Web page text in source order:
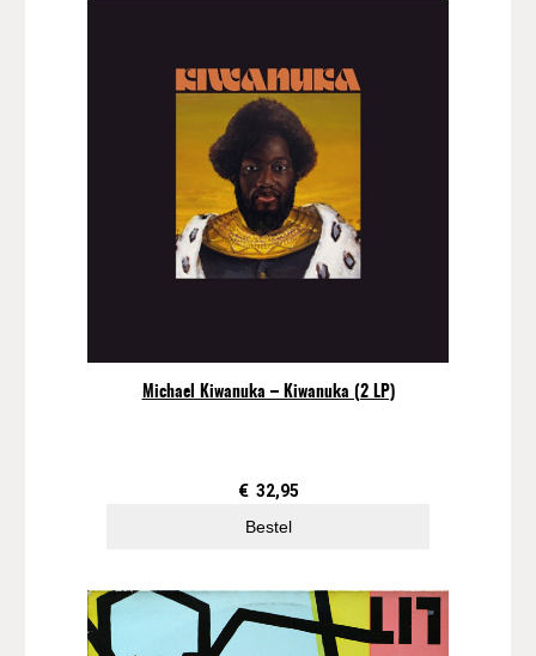
Michael Kiwanuka – Kiwanuka (2 LP)
€ 32,95
Bestel